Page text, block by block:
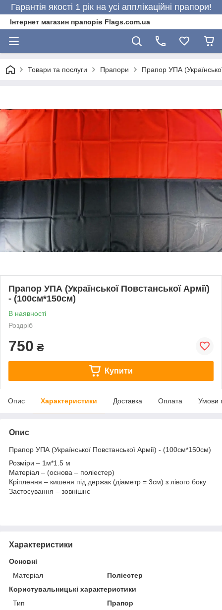
Гарантія якості 1 рік на усі апплікаційні прапори!
Інтернет магазин прапорів Flags.com.ua
Товари та послуги Прапори Прапор УПА
Прапор УПА (Української Повстанської Армії)
- (100см*150см)
В наявності
Роздріб
750 ₴
Купити
Опис Характеристики Доставка Оплата Умови
Опис
Прапор УПА (Української Повстанської Армії) - (100см*150см)
Розміри – 1м*1.5 м
Матеріал – (основа – поліестер)
Кріплення – кишеня під держак (діаметр = 3см) з лівого боку
Застосування – зовнішнє
Характеристики
Основні
Матеріал
Поліестер
Користувальницькі характеристики
Тип
Прапор